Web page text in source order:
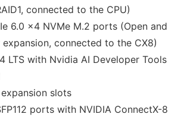
connected to the CPU)
6.0 x4 NVMe M.2 ports (Open and
connected to the CX8)
LTS with Nvidia AI Developer Tools
slots
ports with NVIDIA ConnectX-8